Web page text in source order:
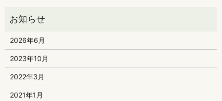
2026年6月
2023年10月
2022年3月
2021年1月